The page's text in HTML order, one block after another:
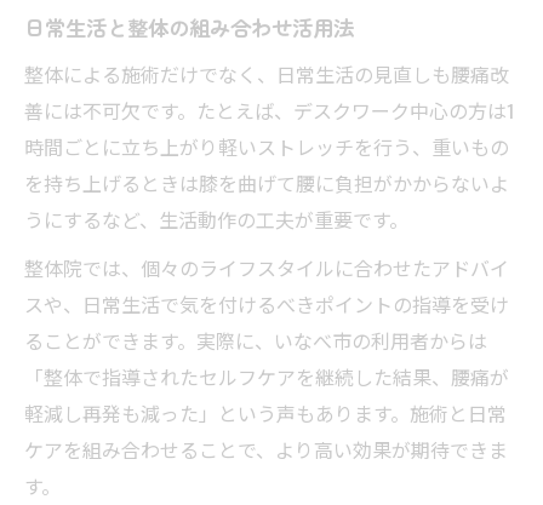
日常生活と整体の組み合わせ活用法
整体による施術だけでなく、日常生活の見直しも腰痛改
善には不可欠です。たとえば、デスクワーク中心の方は1
時間ごとに立ち上がり軽いストレッチを行う、重いもの
を持ち上げるときは膝を曲げて腰に負担がかからないよ
うにするなど、生活動作の工夫が重要です。
整体院では、個々のライフスタイルに合わせたアドバイ
スや、日常生活で気を付けるべきポイントの指導を受け
ることができます。実際に、いなべ市の利用者からは
「整体で指導されたセルフケアを継続した結果、腰痛が
軽減し再発も減った」という声もあります。施術と日常
ケアを組み合わせることで、より高い効果が期待できま
す。